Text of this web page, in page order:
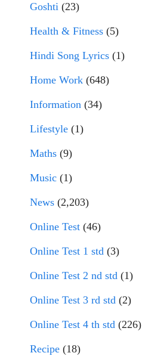
Goshti (23)
Health & Fitness (5)
Hindi Song Lyrics (1)
Home Work (648)
Information (34)
Lifestyle (1)
Maths (9)
Music (1)
News (2,203)
Online Test (46)
Online Test 1 std (3)
Online Test 2 nd std (1)
Online Test 3 rd std (2)
Online Test 4 th std (226)
Recipe (18)